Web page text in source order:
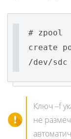
# zpool
create
/dev/
Ключ –f
не